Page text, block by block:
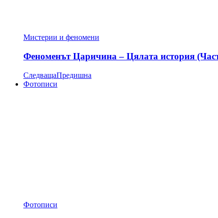
Мистерии и феномени
Феноменът Царичина – Цялата история
СледващаПредишна
Фотописи
Фотописи